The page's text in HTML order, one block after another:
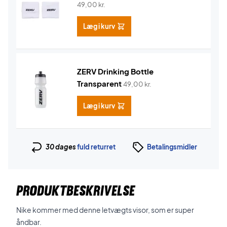
49,00 kr.
Læg i kurv
ZERV Drinking Bottle
Transparent49,00 kr.
Læg i kurv
30 dagesfuld returret Betalingsmidler
PRODUKTBESKRIVELSE
Nike kommer med denne letvægts visor, som er super
åndbar.